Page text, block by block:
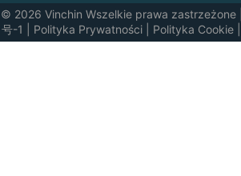
© 2026 Vinchin Wszelkie prawa zastrzeżone|
号-1
Polityka Prywatności Polityka Cookie